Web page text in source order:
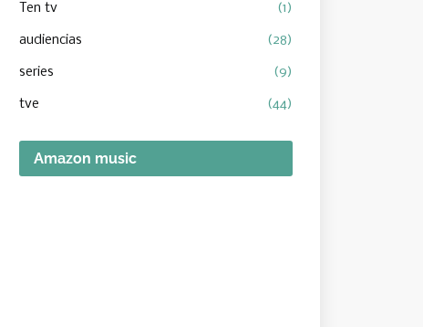
Ten tv (1)
audiencias (28)
series (9)
tve (44)
Amazon music